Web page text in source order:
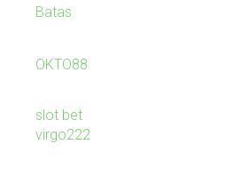
Batas
OKTO88
slot bet
virgo222